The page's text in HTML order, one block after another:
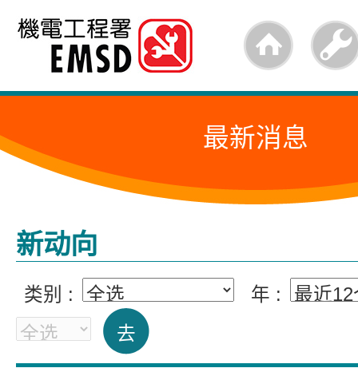
跳
内
的
始
最新消息
新动向
类别 :
年 :
去